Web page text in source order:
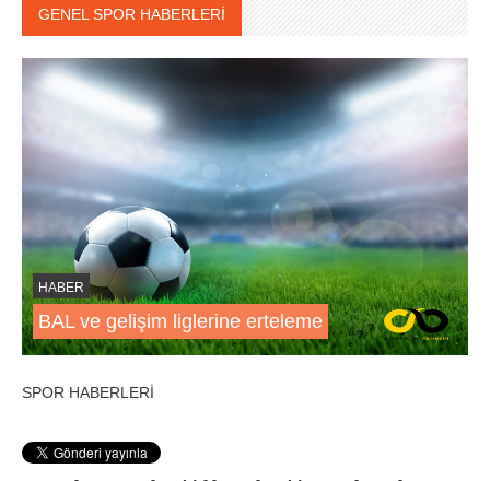
GENEL SPOR HABERLERİ
HABER
BAL ve gelişim liglerine erteleme
SPOR HABERLERİ